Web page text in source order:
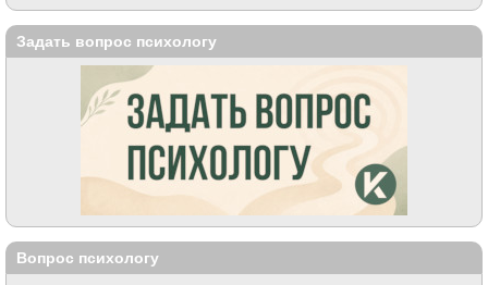
Задать вопрос психологу
Вопрос психологу